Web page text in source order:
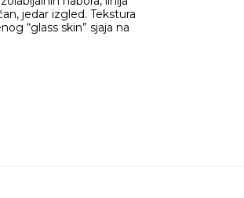
jedar izgled. Tekstura
“glass skin” sjaja na